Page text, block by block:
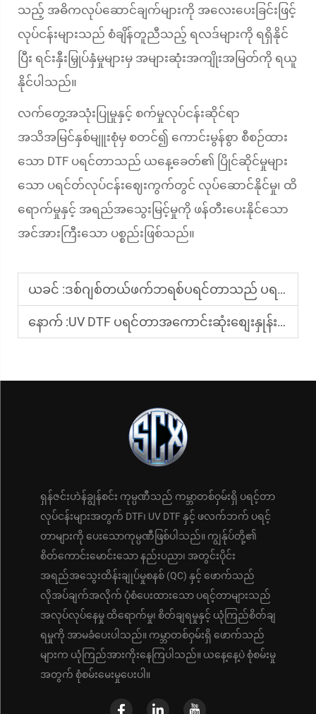
သည့် အဓိကလုပ်ဆောင်ချက်များကို အလေးပေးခြင်းဖြင့်
လုပ်ငန်းများသည် စံချိန်တူညီသည့် ရလဒ်များကို ရရှိနိုင်
ပြီး ရင်းနှီးမြှုပ်နှံမှုများမှ အများဆုံးအကျိုးအမြတ်ကို ရယူ
နိုင်ပါသည်။
လက်တွေ့အသုံးပြုမှုနှင့် စက်မှုလုပ်ငန်းဆိုင်ရာ
အသိအမြင်နှစ်မျူးစုံမှ စတင်၍ ကောင်းမွန်စွာ စီစဉ်ထား
သော DTF ပရင်တာသည် ယနေ့ခေတ်၏ ပြိုင်ဆိုင်မှုများ
သော ပရင်တ်လုပ်ငန်းဈေးကွက်တွင် လုပ်ဆောင်နိုင်မှု၊ ထိ
ရောက်မှုနှင့် အရည်အသွေးမြင့်မှုကို ဖန်တီးပေးနိုင်သော
အင်အားကြီးသော ပစ္စည်းဖြစ်သည်။
ယခင် :ဒစ်ဂျစ်တယ်ဖက်ဘရစ်ပရင်တာသည် ပရင်တ်လုပ်ခြင်း၏တိကျမှုကို မည်သို့မှုန်းသည်။
နောက် :UV DTF ပရင်တာအကောင်းဆုံးစျေးနှုန်းများကို မည်သည့်နေရာတွင် ရှာဖွေနိုင်မည်နည်း
ရှန်ဇင်းဟဲန်ချွန်စင်း ကုမ္ပဏီသည် ကမ္ဘာတစ်ဝှမ်းရှိ ပရင့်တာ
လုပ်ငန်းများအတွက် DTF၊ UV DTF နှင့် ဖလက်ဘက် ပရင့်
တာများကို ပေးသောကုမ္ပဏီဖြစ်ပါသည်။ ကျွန်ုပ်တို့၏
စိတ်ကောင်းမောင်းသော နည်းပညာ၊ အတွင်းပိုင်း
အရည်အသွေးထိန်းချုပ်မှုစနစ် (QC) နှင့် ဖောက်သည်
လိုအပ်ချက်အလိုက် ပုံစံပေးထားသော ပရင့်တာများသည်
အလုပ်လုပ်နေမှု ထိရောက်မှု၊ စိတ်ချရမှုနှင့် ယုံကြည်စိတ်ချ
ရမှုကို အာမခံပေးပါသည်။ ကမ္ဘာတစ်ဝှမ်းရှိ ဖောက်သည်
များက ယုံကြည်အားကိုးနေကြပါသည်။ ယနေ့နေ့ပဲ စုံစမ်းမှု
အတွက် စုံစမ်းမေးမှုပေးပါ။